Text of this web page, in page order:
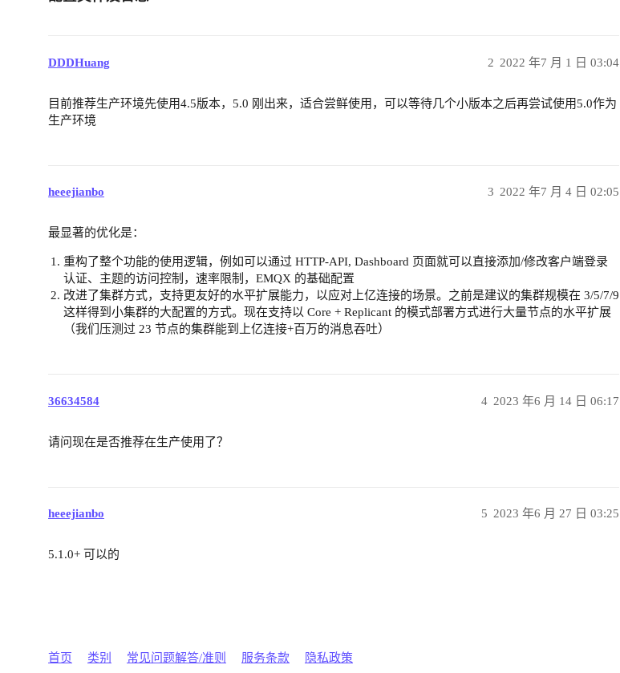
DDDHuang 2022 年7 月 1 日 03:04
2
目前推荐生产环境先使用4.5版本，5.0 刚出来，适合尝鲜使用，可以等待几个小版本之后再尝试使用5.0作为
生产环境
heeejianbo 2022 年7 月 4 日 02:05
3
最显著的优化是：
重构了整个功能的使用逻辑，例如可以通过 HTTP-API, Dashboard 页面就可以直接添加/修改客户端登录
认证、主题的访问控制，速率限制，EMQX 的基础配置
改进了集群方式，支持更友好的水平扩展能力，以应对上亿连接的场景。之前是建议的集群规模在 3/5/7/9
这样得到小集群的大配置的方式。现在支持以 Core + Replicant 的模式部署方式进行大量节点的水平扩展
（我们压测过 23 节点的集群能到上亿连接+百万的消息吞吐）
36634584 2023 年6 月 14 日 06:17
4
请问现在是否推荐在生产使用了？
heeejianbo 2023 年6 月 27 日 03:25
5
5.1.0+ 可以的
首页 类别 常见问题解答/准则 服务条款 隐私政策